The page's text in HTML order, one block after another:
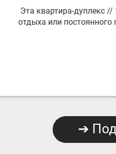
Эта квартира-дуплекс
отдыха или
➔